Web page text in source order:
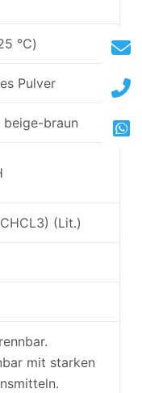
℃)
Pulver
beige-braun
(Lit.)
mit starken